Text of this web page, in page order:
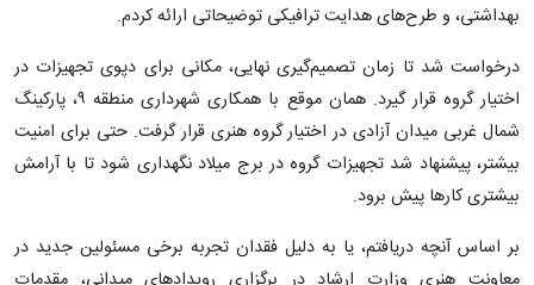
بهداشتی، و طرح‌های هدایت ترافیکی توضیحاتی ارائه کردم.
درخواست شد تا زمان تصمیم‌گیری نهایی، مکانی برای دپوی تجهیزات در
اختیار گروه قرار گیرد. همان موقع با همکاری شهرداری منطقه ۹، پارکینگ
شمال غربی میدان آزادی در اختیار گروه هنری قرار گرفت. حتی برای امنیت
بیشتر، پیشنهاد شد تجهیزات گروه در برج میلاد نگهداری شود تا با آرامش
بیشتری کارها پیش برود.
بر اساس آنچه دریافتم، یا به دلیل فقدان تجربه برخی مسئولین جدید در